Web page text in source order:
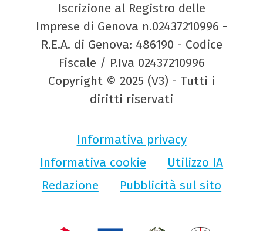
Iscrizione al Registro delle
Imprese di Genova n.02437210996 -
R.E.A. di Genova: 486190 - Codice
Fiscale / P.Iva 02437210996
Copyright © 2025 (V3) - Tutti i
diritti riservati
Informativa privacy
Informativa cookie
Utilizzo IA
Redazione
Pubblicità sul sito